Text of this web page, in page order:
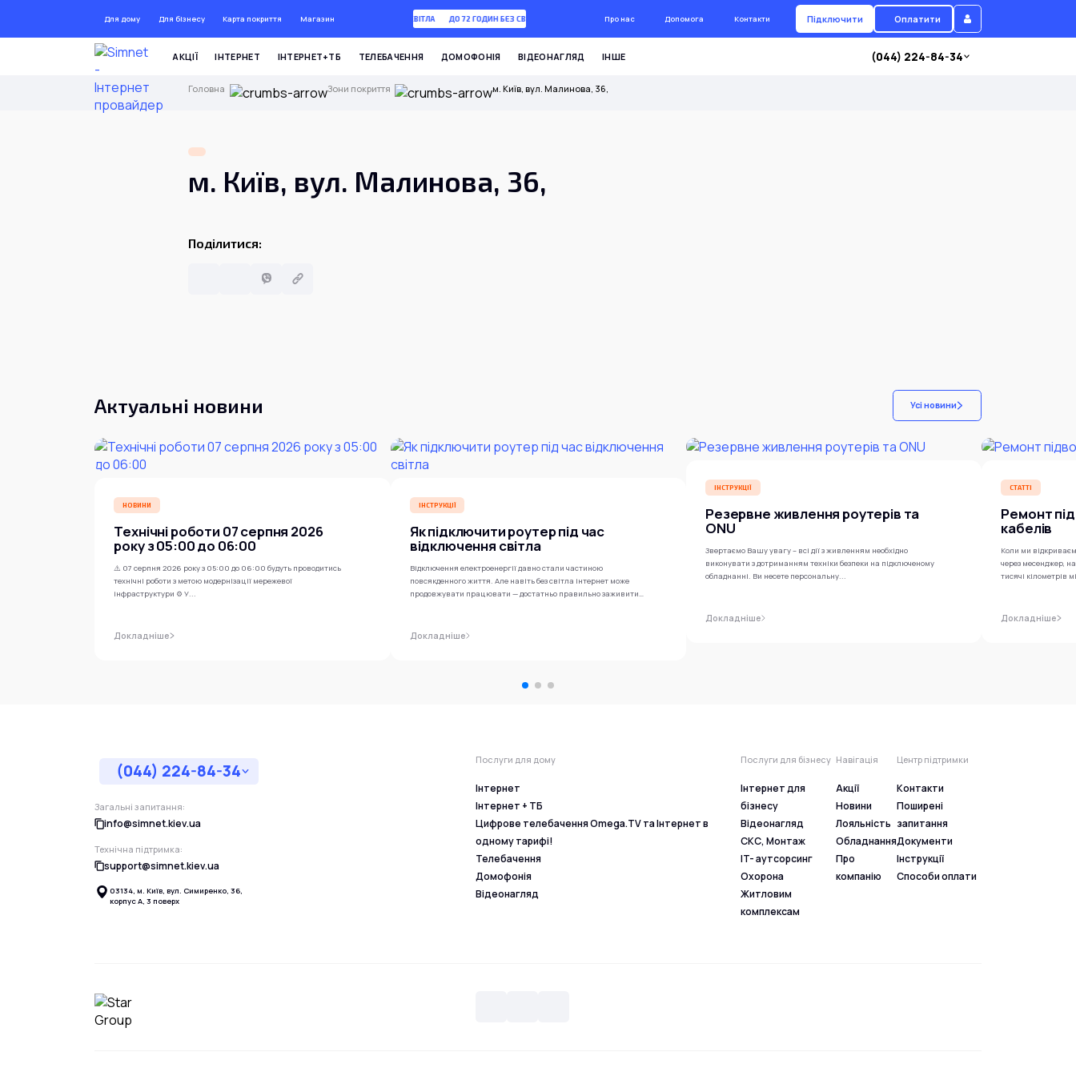
Для дому Для бізнесу Карта покриття Магазин ДО 72 ГОДИН БЕЗ СВІТЛА ДО 72 ГОДИН БЕЗ СВІТЛА Про нас Допомога Контакти Підключити Оплатити
АКЦІЇ ІНТЕРНЕТ ІНТЕРНЕТ+ТБ ТЕЛЕБАЧЕННЯ ДОМОФОНІЯ ВІДЕОНАГЛЯД ІНШЕ (044) 224-84-34
Головна Зони покриття м. Київ, вул. Малинова, 36,
м. Київ, вул. Малинова, 36,
Поділитися:
Актуальні новини Усі новини
НОВИНИ
Технічні роботи 07 серпня 2026
року з 05:00 до 06:00
⚠️ 07 серпня 2026 року з 05:00 до 06:00 будуть проводитись
технічні роботи з метою модернізації мережевої
інфраструктури ⚙️ У...
Докладніше
ІНСТРУКЦІЇ
Як підключити роутер під час
відключення світла
Відключення електроенергії давно стали частиною
повсякденного життя. Але навіть без світла інтернет може
продовжувати працювати — достатньо правильно заживити
Докладніше
ІНСТРУКЦІЇ
Резервне живлення роутерів та
ONU
Звертаємо Вашу увагу – всі дії з живленням необхідно
виконувати з дотриманням техніки безпеки на підключеному
обладнанні. Ви несете персональну...
Докладніше
СТАТТІ
Ремонт
кабелів
Коли ми
через месенджер,
тисячі кілометрів
Докладніше
(044) 224-84-34
Загальні запитання:
info@simnet.kiev.ua
Технічна підтримка:
support@simnet.kiev.ua
03134, м. Київ, вул. Симиренко, 36,
корпус А, 3 поверх
Послуги для дому
Інтернет
Інтернет + ТБ
Цифрове телебачення Omega.TV та Інтернет в
одному тарифі!
Телебачення
Домофонія
Відеонагляд
Послуги для бізнесу
Інтернет для
бізнесу
Відеонагляд
СКС, Монтаж
IT- аутсорсинг
Охорона
Житловим
комплексам
Навігація
Акції
Новини
Лояльність
Обладнання
Про
компанію
Центр підтримки
Контакти
Поширені
запитання
Документи
Інструкції
Способи оплати